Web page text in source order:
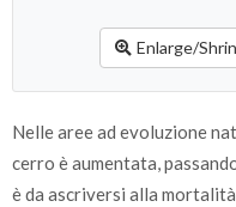
Enlarge/
Nelle aree ad evoluzione
cerro è aumentata,
è da ascriversi alla